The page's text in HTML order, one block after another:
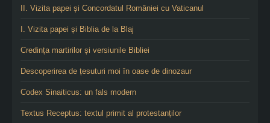
II. Vizita papei și Concordatul României cu Vaticanul
I. Vizita papei și Biblia de la Blaj
Credința martirilor și versiunile Bibliei
Descoperirea de țesuturi moi în oase de dinozaur
Codex Sinaiticus: un fals modern
Textus Receptus: textul primit al protestanților